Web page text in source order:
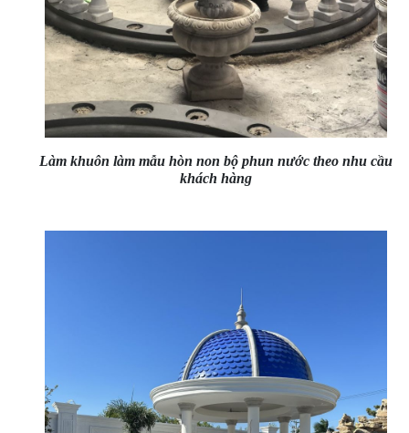
Làm khuôn làm mẫu hòn non bộ phun nước theo nhu cầu
khách hàng